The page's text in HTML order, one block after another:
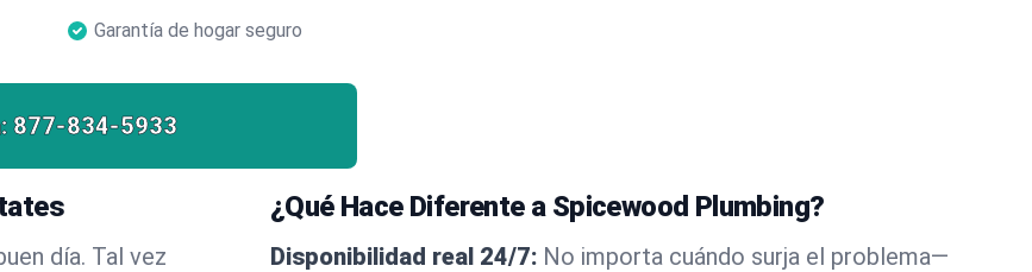
Garantía de hogar seguro
877-834-5933
día. Tal vez
¿Qué Hace Diferente a Spicewood Plumbing?
Disponibilidad real 24/7: No importa cuándo surja el problema—